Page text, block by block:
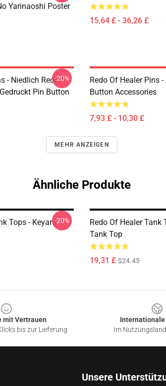
Yarinaoshi Poster
15,64 £ - 36,26 £
- Niedlich Redo
Pin Button
-20%
Redo Of Healer Pins
Button Accessories
7,93 £ - 10,30 £
MEHR ANZEIGEN
Ähnliche Produkte
Tops - Keyaru-20%
Redo Of Healer Tank
Tank Top
19,31 £ $24.45
mit Vertrauen
bis zur Lieferung
Im
Unsere